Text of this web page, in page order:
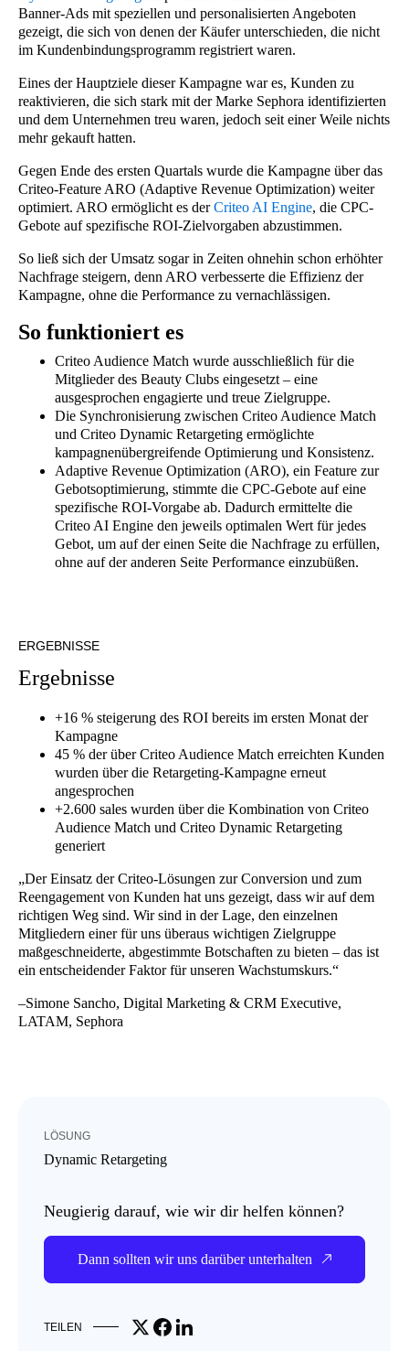
LÖSUNG
Dynamic Retargeting
Neugierig darauf, wie wir dir helfen können?
Dann sollten wir uns darüber unterhalten
TEILEN Share on X
Share on Facebook
Share on LinkedIn
Banner-Ads mit speziellen und personalisierten Angeboten
gezeigt, die sich von denen der Käufer unterschieden, die nicht
im Kundenbindungsprogramm registriert waren.
Eines der Hauptziele dieser Kampagne war es, Kunden zu
reaktivieren, die sich stark mit der Marke Sephora identifizierten
und dem Unternehmen treu waren, jedoch seit einer Weile nichts
mehr gekauft hatten.
Gegen Ende des ersten Quartals wurde die Kampagne über das
Criteo-Feature ARO (Adaptive Revenue Optimization) weiter
optimiert. ARO ermöglicht es derCriteo AI Engine, die CPC-
Gebote auf spezifische ROI-Zielvorgaben abzustimmen.
So ließ sich der Umsatz sogar in Zeiten ohnehin schon erhöhter
Nachfrage steigern, denn ARO verbesserte die Effizienz der
Kampagne, ohne die Performance zu vernachlässigen.
So funktioniert es
Criteo Audience Match wurde ausschließlich für die
Mitglieder des Beauty Clubs eingesetzt – eine
ausgesprochen engagierte und treue Zielgruppe.
Die Synchronisierung zwischen Criteo Audience Match
und Criteo Dynamic Retargeting ermöglichte
kampagnenübergreifende Optimierung und Konsistenz.
Adaptive Revenue Optimization (ARO), ein Feature zur
Gebotsoptimierung, stimmte die CPC-Gebote auf eine
spezifische ROI-Vorgabe ab. Dadurch ermittelte die
Criteo AI Engine den jeweils optimalen Wert für jedes
Gebot, um auf der einen Seite die Nachfrage zu erfüllen,
ohne auf der anderen Seite Performance einzubüßen.
ERGEBNISSE
Ergebnisse
+16 % steigerung des ROI bereits im ersten Monat der
Kampagne
45 % der über Criteo Audience Match erreichten Kunden
wurden über die Retargeting-Kampagne erneut
angesprochen
+2.600 sales wurden über die Kombination von Criteo
Audience Match und Criteo Dynamic Retargeting
generiert
„Der Einsatz der Criteo-Lösungen zur Conversion und zum
Reengagement von Kunden hat uns gezeigt, dass wir auf dem
richtigen Weg sind. Wir sind in der Lage, den einzelnen
Mitgliedern einer für uns überaus wichtigen Zielgruppe
maßgeschneiderte, abgestimmte Botschaften zu bieten – das ist
ein entscheidender Faktor für unseren Wachstumskurs.“
–Simone Sancho, Digital Marketing & CRM Executive,
LATAM, Sephora